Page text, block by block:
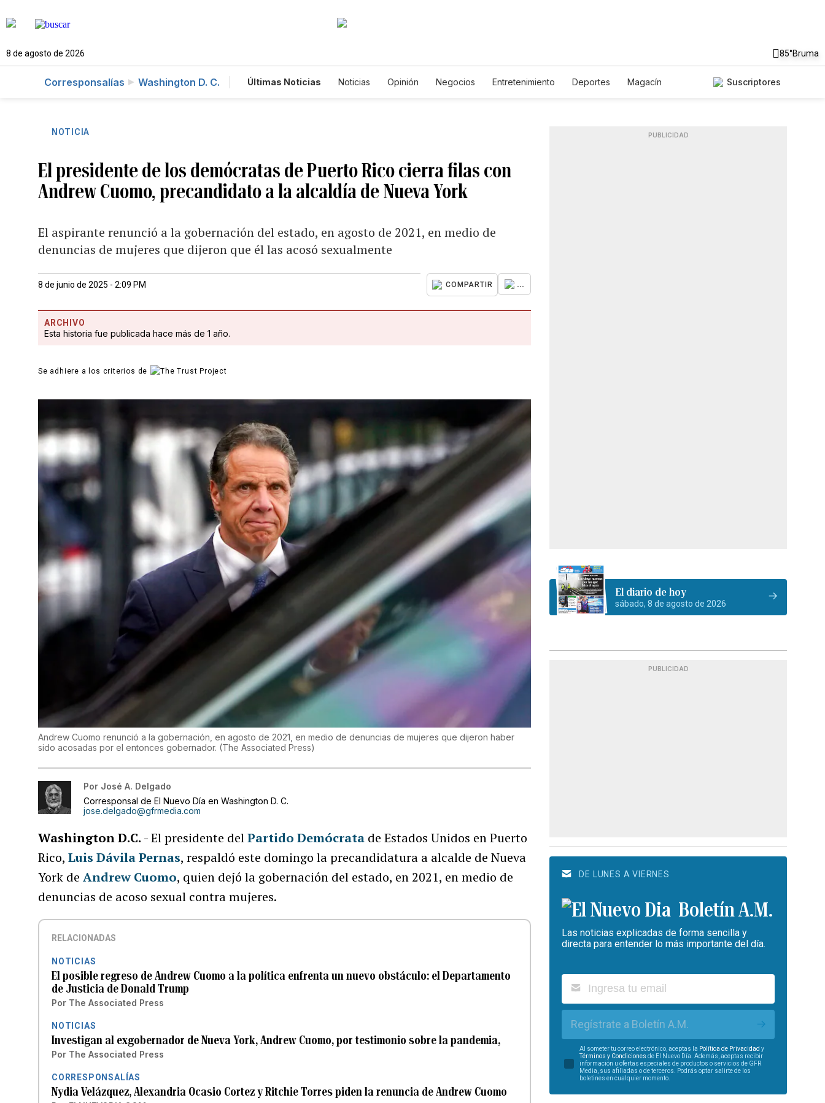
8 de agosto de 2026 85°Bruma
Corresponsalías Washington D. C. Últimas Noticias Noticias Opinión Negocios Entretenimiento Deportes
Magacín
Suscriptores
NOTICIA
El presidente de los demócratas de Puerto Rico cierra filas con
Andrew Cuomo, precandidato a la alcaldía de Nueva York
El aspirante renunció a la gobernación del estado, en agosto de 2021, en medio de
denuncias de mujeres que dijeron que él las acosó sexualmente
8 de junio de 2025 - 2:09 PM COMPARTIR ...
ARCHIVO
Esta historia fue publicada hace más de 1 año.
Se adhiere a los criterios de
Andrew Cuomo renunció a la gobernación, en agosto de 2021, en medio de denuncias de mujeres que dijeron haber
sido acosadas por el entonces gobernador. (The Associated Press)
Por José A. Delgado
Corresponsal de El Nuevo Día en Washington D. C.
jose.delgado@gfrmedia.com
Washington D.C. - El presidente delPartido Demócrata de Estados Unidos en Puerto
Rico,Luis Dávila Pernas, respaldó este domingo la precandidatura a alcalde de Nueva
York deAndrew Cuomo, quien dejó la gobernación del estado, en 2021, en medio de
denuncias de acoso sexual contra mujeres.
RELACIONADAS
NOTICIAS
El posible regreso de Andrew Cuomo a la política enfrenta un nuevo obstáculo: el Departamento
de Justicia de Donald Trump
Por The Associated Press
NOTICIAS
Investigan al exgobernador de Nueva York, Andrew Cuomo, por testimonio sobre la pandemia,
Por The Associated Press
CORRESPONSALÍAS
Nydia Velázquez, Alexandria Ocasio Cortez y Ritchie Torres piden la renuncia de Andrew Cuomo
PUBLICIDAD
El diario de hoy
sábado, 8 de agosto de 2026
PUBLICIDAD
DE LUNES A VIERNES
Boletín A.M.
Las noticias explicadas de forma sencilla y
directa para entender lo más importante del día.
Regístrate a Boletín A.M.
Al someter tu correo electrónico, aceptas la Política de Privacidad y
Términos y Condiciones de El Nuevo Día. Además, aceptas recibir
información u ofertas especiales de productos o servicios de GFR
Media, sus afiliadas o de terceros. Podrás optar salirte de los
boletines en cualquier momento.